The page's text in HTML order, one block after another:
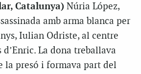
Catalunya) Núria López,
amb arma blanca per
Iulian Odriste, al centre
La dona treballava
la presó i formava part del